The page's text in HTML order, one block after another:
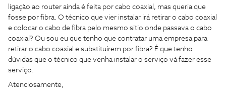
ligação ao router ainda é feita por cabo coaxial, mas queria que
fosse por fibra. O técnico que vier instalar irá retirar o cabo coaxial
e colocar o cabo de fibra pelo mesmo sitio onde passava o cabo
coaxial? Ou sou eu que tenho que contratar uma empresa para
retirar o cabo coaxial e substituírem por fibra? É que tenho
dúvidas que o técnico que venha instalar o serviço vá fazer esse
serviço.
Atenciosamente,